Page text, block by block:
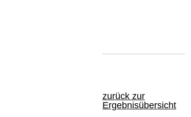
zurück zur
Ergebnisübersicht